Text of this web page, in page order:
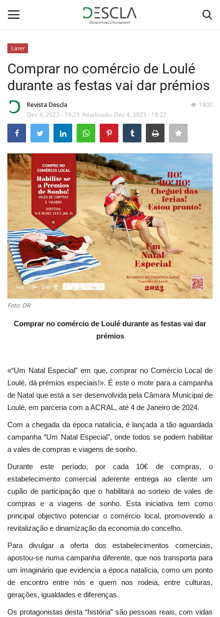
Home
...by Descla
Desporto
Contactos
Sobre Nós
Educação
Estatuto Editorial
Saúde
Ficha técnica
Lazer
Comprar no comércio de Loulé
durante as festas vai dar prémios
Revista Descla
Dez 4, 2023 - 19:23 Atualizado: Dez 4, 2023 - 18:22
1800
Foto: DR
Comprar no comércio de Loulé durante as festas vai dar
prémios
«“Um Natal Especial” em que, comprar no Comércio Local de
Loulé, dá prémios especiais!». É este o mote para a campanha
de Natal que está a ser desenvolvida pela Câmara Municipal de
Loulé, em parceria com a ACRAL, até 4 de Janeiro de 2024.
Com a chegada da época natalícia, é lançada a tão aguardada
campanha “Um Natal Especial”, onde todos se podem habilitar
a vales de compras e viagens de sonho.
Durante este período, por cada 10€ de compras, o
estabelecimento comercial aderente entrega ao cliente um
cupão de participação que o habilitará ao sorteio de vales de
compras e a viagens de sonho. Esta iniciativa tem como
principal objectivo potenciar o comércio local, promovendo a
revitalização e dinamização da economia do concelho.
Para divulgar a oferta dos estabelecimentos comerciais,
apostou-se numa campanha diferente, que nos transporta para
um imaginário que evidencia a época natalícia, como um ponto
de encontro entre nós e quem nos rodeia, entre culturas,
gerações, igualdades e diferenças.
Os protagonistas desta “história” são pessoas reais, com vidas